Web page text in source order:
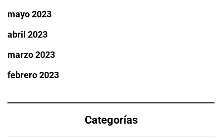
mayo 2023
abril 2023
marzo 2023
febrero 2023
Categorías